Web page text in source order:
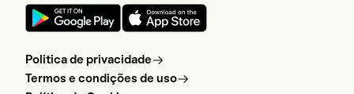
Politica de privacidade
Termos e condições de uso